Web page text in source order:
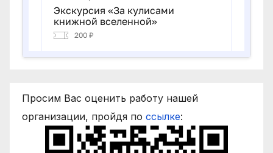
Просим Вас оценить работу нашей
организации, пройдя по ссылке: